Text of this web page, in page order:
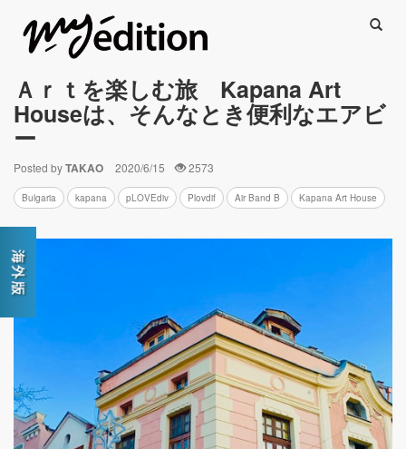
Ａｒｔを楽しむ旅 Kapana Art
Houseは、そんなとき便利なエアビ
ー
Posted byTAKAO 2020/6/15 2573
Bulgaria kapana pLOVEdiv Plovdif Air Band B Kapana Art House